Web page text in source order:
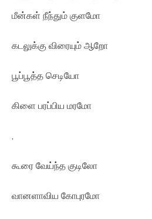
மீன்கள் நீந்தும் குளமோ
கடலுக்கு விரையும் ஆறோ
பூப்பூத்த செடியோ
கிளை பரப்பிய மரமோ
,
கூரை வேய்ந்த குடிலோ
வானளாவிய கோபுரமோ